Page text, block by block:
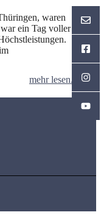
waren
ein Tag voller
mehr lesen...